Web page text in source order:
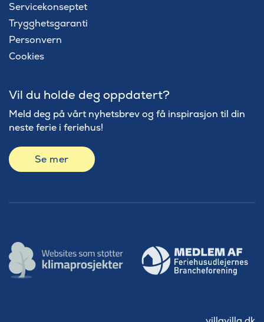
Servicekonseptet
Trygghetsgaranti
Personvern
Cookies
Vil du holde deg oppdatert?
Meld deg på vårt nyhetsbrev og få inspirasjon til din
neste ferie i feriehus!
Se mer